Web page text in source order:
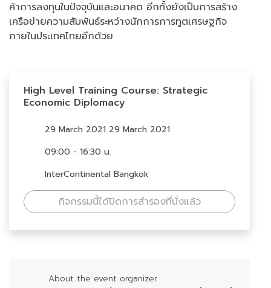
ค้าการลงทุนในปัจจุบันและอนาคต อีกทั้งยังเป็นการสร้าง
เครือข่ายความสัมพันธ์ระหว่างนักการการทูตเศรษฐกิจ
ภายในประเทศไทยอีกด้วย
High Level Training Course: Strategic
Economic Diplomacy
29 March 2021 29 March 2021
09:00 - 16:30 น.
InterContinental Bangkok
กิจกรรมนี้ได้ปิดการสำรองที่นั่งแล้ว
About the event organizer